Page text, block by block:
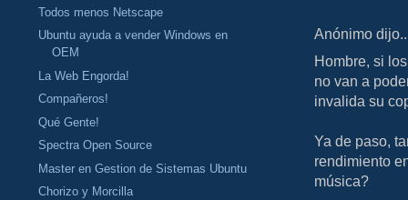
Todos menos Netscape
Ubuntu ayuda a vender Windows en
OEM
La Web Engorda!
Compañeros!
Qué Gente!
Spectra Open Source
Master en Gestion de Sistemas Ubuntu
Chorizo y Morcilla
Anónimo
Hombre, si
no van a
invalida su
Ya de paso,
rendimiento
música?